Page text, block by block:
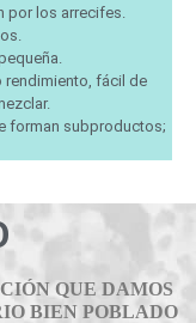
por los arrecifes.
rendimiento, fácil de
forman subproductos;
QUE DAMOS
BIEN POBLADO